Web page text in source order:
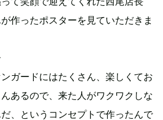
作ったポスターを見ていただきま
ガードにはたくさん、楽しくてお
あるので、来た人がワクワクしな
、というコンセプトで作ったんで